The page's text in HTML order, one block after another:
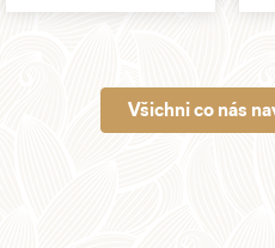
Všichni co nás